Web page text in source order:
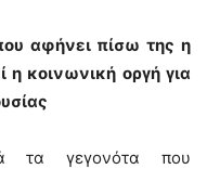
αφήνει πίσω της η
η κοινωνική οργή για
τα γεγονότα που